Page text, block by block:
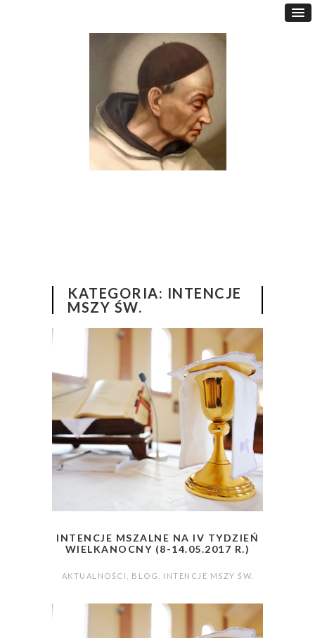
KATEGORIA: INTENCJE
MSZY ŚW.
INTENCJE MSZALNE NA IV TYDZIEŃ
WIELKANOCNY (8-14.05.2017 R.)
AKTUALNOŚCI BLOG INTENCJE MSZY ŚW.